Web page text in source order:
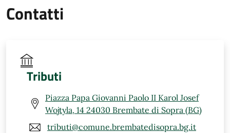
Contatti
Tributi
Piazza Papa Giovanni Paolo II Karol Josef
Wojtyla, 14 24030 Brembate di Sopra (BG)
tributi@comune.brembatedisopra.bg.it